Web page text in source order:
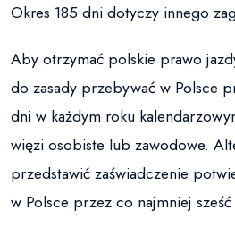
Okres 185 dni dotyczy innego
Aby otrzymać polskie prawo
do zasady przebywać w Polsce
dni w każdym roku
więzi osobiste lub zawodowe.
przedstawić zaświadczenie
w Polsce przez co najmniej sześć